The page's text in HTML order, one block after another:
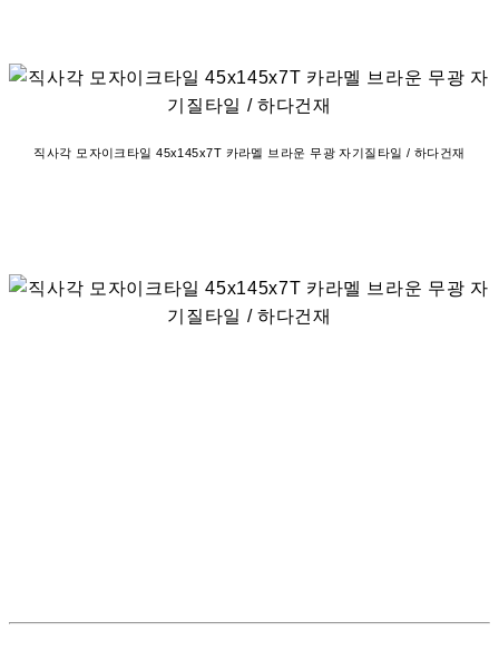
직사각 모자이크타일 45x145x7T 카라멜 브라운 무광 자기질타일 / 하다건재